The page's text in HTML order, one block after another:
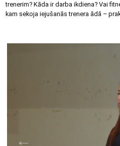
trenerim? Kāda ir darba ikdiena? Vai
kam sekoja iejušanās trenera ādā –